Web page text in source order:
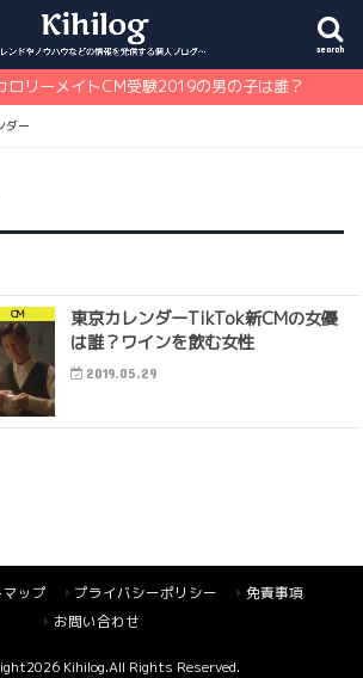
search
ロリーメイトCM受験2019の男の子は誰？
ダー
CM
東京カレンダーTikTok新CMの女優
は誰？ワインを飲む女性
2019.05.29
ップ プライバシーポリシー
免責事項
お問い合わせ
Kihilog.All Rights Reserved.